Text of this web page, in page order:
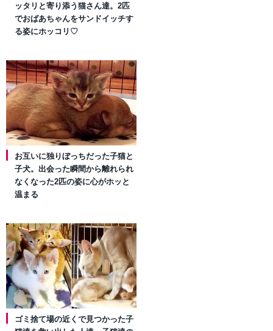
ッタリと寄り添う猫さん達。2匹
でおばあちゃんをサンドイッチす
る姿にホッコリ♡
お互いに独りぼっちだった子猫と
子犬。出会った瞬間から離れられ
なくなった2匹の姿に心がホッと
温まる
ゴミ捨て場の近くで見つかった子